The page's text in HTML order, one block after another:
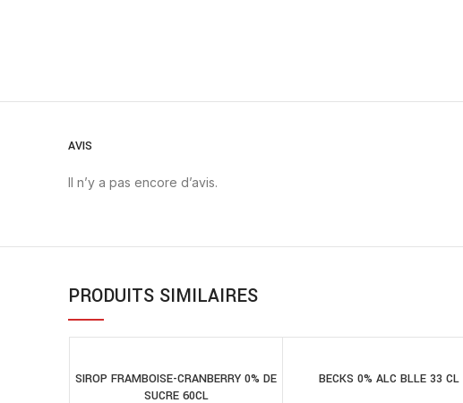
AVIS
Il n’y a pas encore d’avis.
PRODUITS SIMILAIRES
AJOUTER AU
PANIER
SIROP FRAMBOISE-CRANBERRY 0% DE
SUCRE 60CL
LIRE LA SUITE
BECKS 0% ALC BLLE 33 CL